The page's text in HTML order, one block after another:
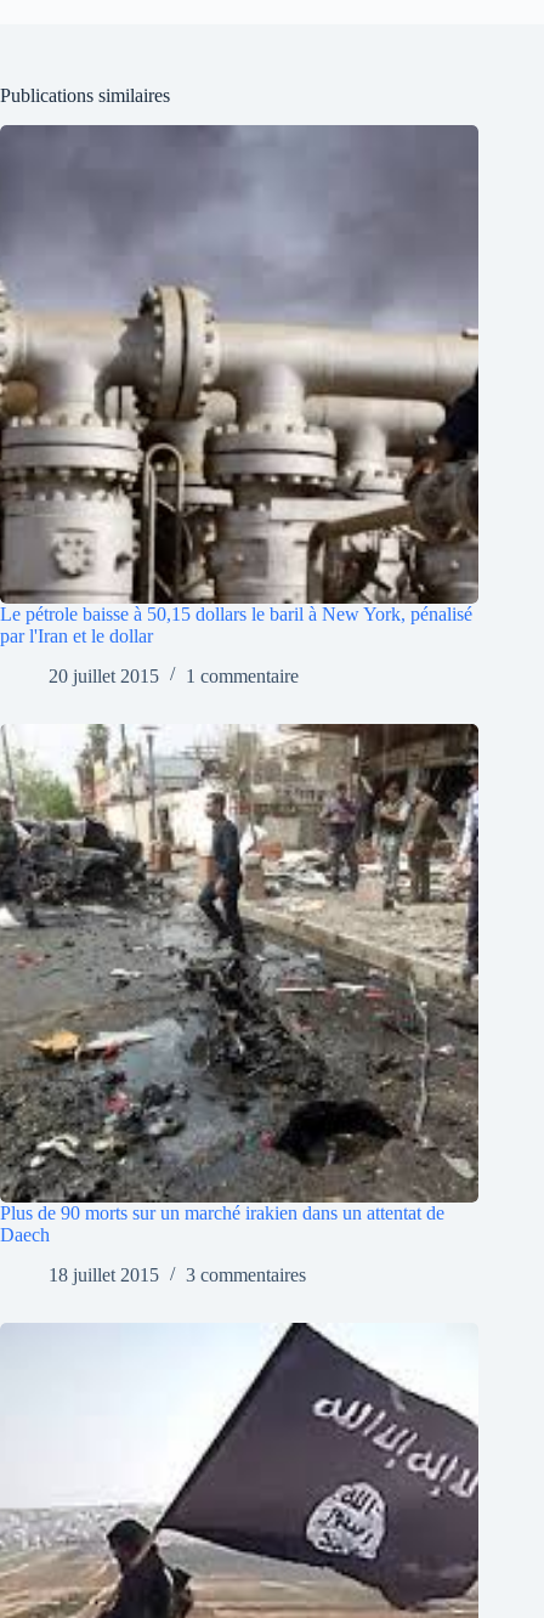
Publications similaires
Le pétrole baisse à 50,15 dollars le baril à New York, pénalisé
par l'Iran et le dollar
20 juillet 2015
1 commentaire
Plus de 90 morts sur un marché irakien dans un attentat de
Daech
18 juillet 2015
3 commentaires